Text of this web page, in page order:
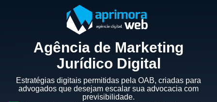
Agência de Marketing
Jurídico Digital
Estratégias digitais permitidas pela OAB, criadas para
advogados que desejam escalar sua advocacia com
previsibilidade.